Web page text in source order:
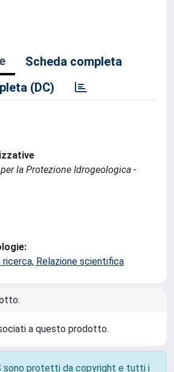
Scheda completa
(DC)
la Protezione Idrogeologica -
Relazione scientifica
a questo prodotto.
sono protetti da copyright e tutti i